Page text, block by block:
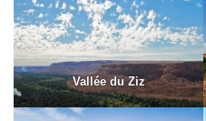
Vallée du Ziz